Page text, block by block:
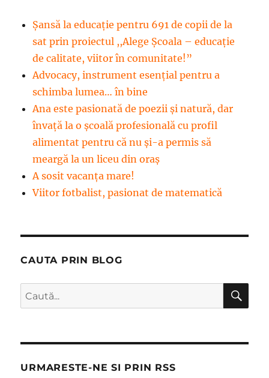
Șansă la educație pentru 691 de copii de la
sat prin proiectul ,,Alege Școala – educație
de calitate, viitor în comunitate!”
Advocacy, instrument esenţial pentru a
schimba lumea… în bine
Ana este pasionată de poezii și natură, dar
învață la o școală profesională cu profil
alimentat pentru că nu și-a permis să
meargă la un liceu din oraș
A sosit vacanța mare!
Viitor fotbalist, pasionat de matematică
CAUTA PRIN BLOG
Caută
după:
URMARESTE-NE SI PRIN RSS